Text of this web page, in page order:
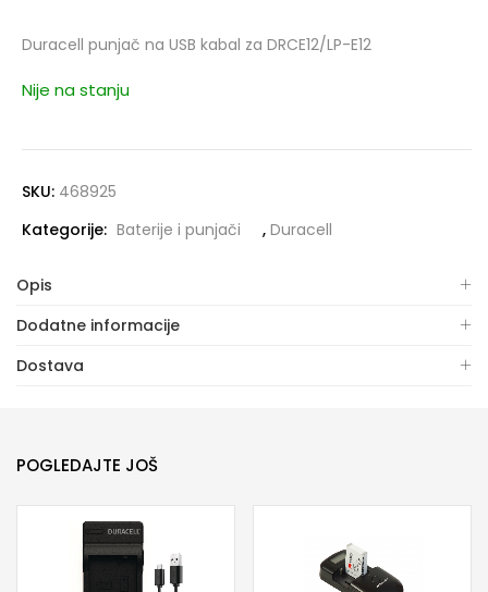
Duracell punjač na USB kabal za DRCE12/LP-E12
Nije na stanju
SKU: 468925
Kategorije: Baterije i punjači , Duracell
Opis
Dodatne informacije
Dostava
POGLEDAJTE JOŠ